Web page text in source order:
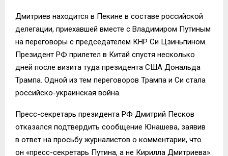
Дмитриев находится в Пекине в составе российской
делегации, приехавшей вместе с Владимиром Путиным
на переговоры с председателем КНР Си Цзиньпином.
Президент РФ прилетел в Китай спустя несколько
дней после визита туда президента США Дональда
Трампа. Одной из тем переговоров Трампа и Си стала
российско-украинская война.
Пресс-секретарь президента РФ Дмитрий Песков
отказался подтвердить сообщение Юнашева, заявив
в ответ на просьбу журналистов о комментарии, что
он «пресс-секретарь Путина, а не Кирилла Дмитриева».